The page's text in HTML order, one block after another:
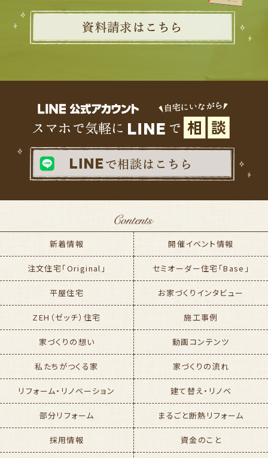
新着情報 開催イベント情報
注文住宅「Original」 セミオーダー住宅「Base」
平屋住宅 お家づくりインタビュー
ZEH（ゼッチ）住宅 施工事例
家づくりの想い 動画コンテンツ
私たちがつくる家 家づくりの流れ
リフォーム・リノベーション 建て替え・リノベ
部分リフォーム まるごと断熱リフォーム
採用情報 資金のこと